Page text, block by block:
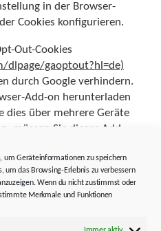
um Geräteinformationen zu speichern
das Browsing-Erlebnis zu verbessern
Wenn du nicht zustimmst oder
Merkmale und Funktionen
in der Browser-
Cookies konfigurieren.
Out-Cookies
dlpage/gaoptout?hl=de)
durch Google verhindern.
Add-on herunterladen
dies über mehrere Geräte
müssen Sie dieses Add-
Ins von YouTube,